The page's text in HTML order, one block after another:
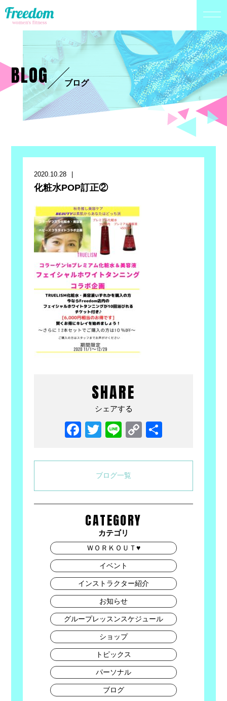
BLOG ブログ
2020.10.28
化粧水POP訂正②
SHARE
シェアする
Facebook
Twitter
LineCopy
ブログ一覧
CATEGORY
カテゴリ
ＷＯＲＫＯＵＴ♥
イベント
インストラクター紹介
お知らせ
グループレッスンスケジュール
ショップ
トピックス
パーソナル
ブログ